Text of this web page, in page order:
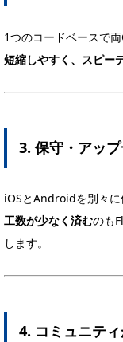
1つのコードベースで
短縮しやすく、スピー
3. 保守・アッ
iOSとAndroidを別々に
工数が少なく済むのも
します。
4. コミュニテ